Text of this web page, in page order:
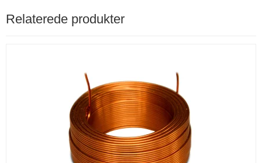
Relaterede produkter